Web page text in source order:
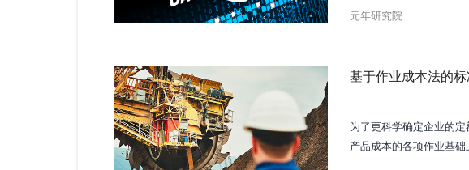
元年研究院
基于作业成本法的
为了更科学确定企业的
产品成本的各项作业基